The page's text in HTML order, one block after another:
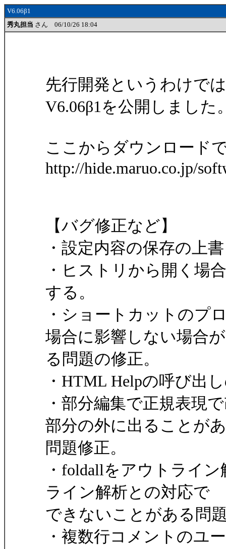
V6.06β1
秀丸担当 さん 06/10/26 18:04
先行開発というわけで
V6.06β1を公開しました
ここからダウンロード
http://hide.maruo.co.jp/
【バグ修正など】
・設定内容の保存の上
・ヒストリから開く場
する。
・ショートカットのプ
場合に影響しない場合
る問題の修正。
・HTML Helpの呼び出
・部分編集で正規表現
部分の外に出ることが
問題修正。
・foldallをアウトライ
ライン解析との対応で
できないことがある問
・複数行コメントのユ